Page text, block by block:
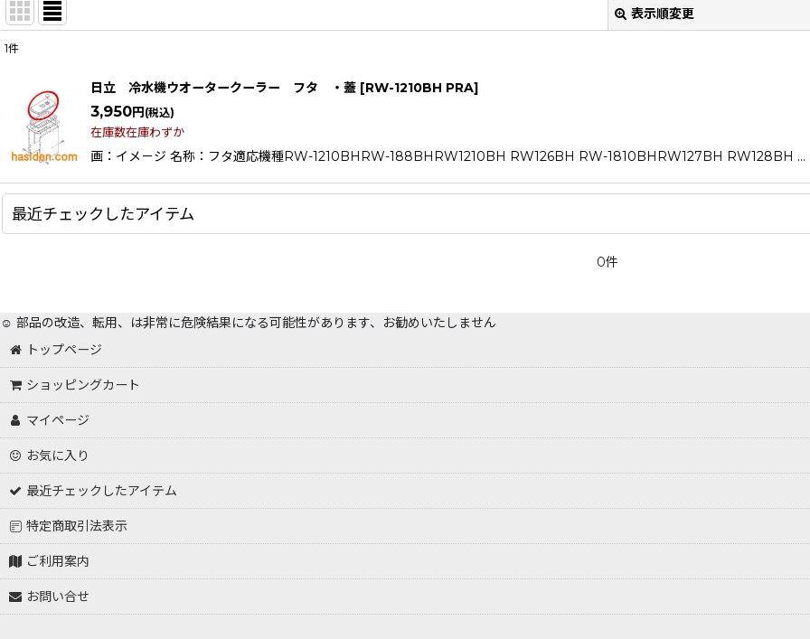
表示順変更
在庫あり
並び順 :
絞り込む
1件
日立 冷水機ウオータークーラー フタ ・蓋 [RW-1210BH PRA]
3,950円 (税込)
在庫数在庫わずか
画：イメ－ジ 名称：フタ適応機種RW-1210BHRW-188BHRW1210BH RW126BH RW-1810BHRW127BH RW128BH …
最近チェックしたアイテム
0件
☺️ 部品の改造、転用、は非常に危険結果になる可能性があります、お勧めいたしません
トップページ
ショッピングカート
マイページ
お気に入り
最近チェックしたアイテム
特定商取引法表示
ご利用案内
お問い合せ